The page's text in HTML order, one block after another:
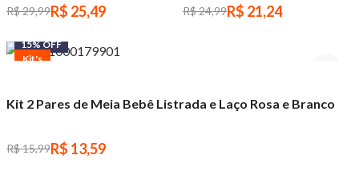
R$ 29,99R$ 25,49 R$ 24,99R$ 21,24
15% OFF
Kit's
Kit 2 Pares de Meia Bebê Listrada e Laço Rosa e Branco
R$ 15,99R$ 13,59